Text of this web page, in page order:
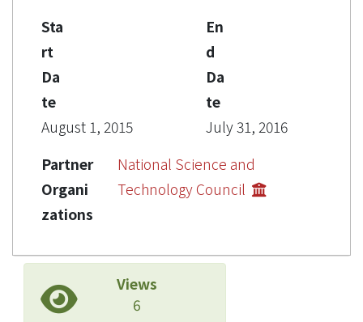
Sta
rt
Da
te
August 1, 2015
En
d
Da
te
July 31, 2016
Partner
Organi
zations
National Science and
Technology Council
Views
6